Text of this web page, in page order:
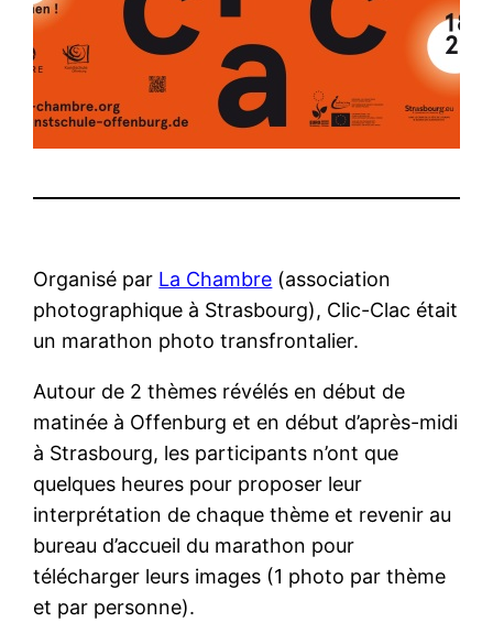
Organisé par La Chambre (association
photographique à Strasbourg), Clic-Clac était
un marathon photo transfrontalier.
Autour de 2 thèmes révélés en début de
matinée à Offenburg et en début d’après-midi
à Strasbourg, les participants n’ont que
quelques heures pour proposer leur
interprétation de chaque thème et revenir au
bureau d’accueil du marathon pour
télécharger leurs images (1 photo par thème
et par personne).